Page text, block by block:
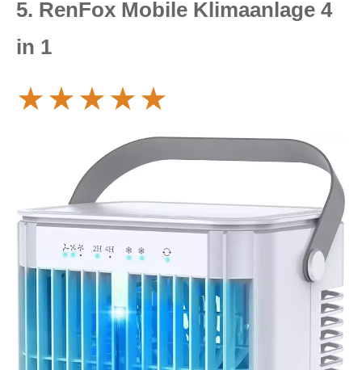
5. RenFox Mobile Klimaanlage 4
in 1
★★★★★